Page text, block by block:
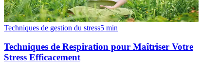
Techniques de gestion du stress5 min
Techniques de Respiration pour Maîtriser Votre
Stress Efficacement